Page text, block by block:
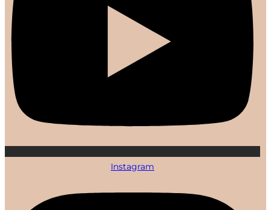
Instagram